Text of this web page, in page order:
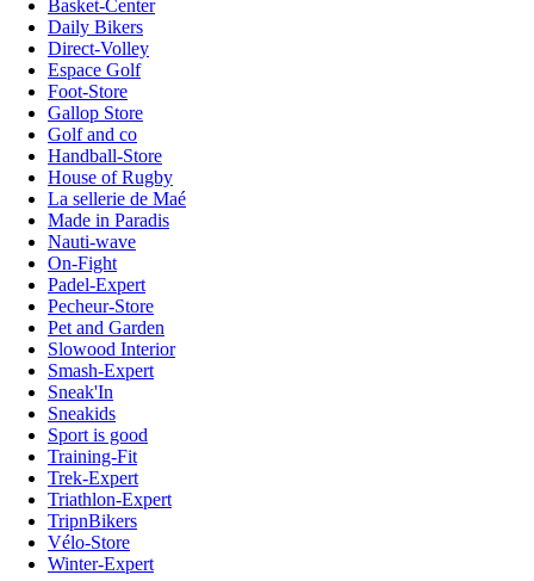
Basket-Center
Daily Bikers
Direct-Volley
Espace Golf
Foot-Store
Gallop Store
Golf and co
Handball-Store
House of Rugby
La sellerie de Maé
Made in Paradis
Nauti-wave
On-Fight
Padel-Expert
Pecheur-Store
Pet and Garden
Slowood Interior
Smash-Expert
Sneak'In
Sneakids
Sport is good
Training-Fit
Trek-Expert
Triathlon-Expert
TripnBikers
Vélo-Store
Winter-Expert